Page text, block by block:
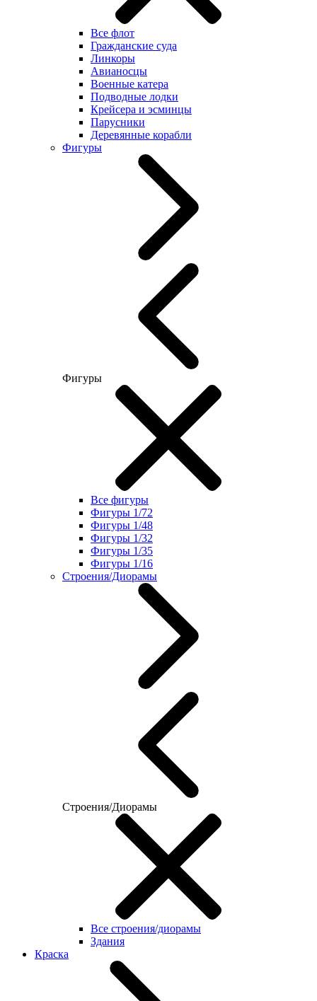
Все флот
Гражданские суда
Линкоры
Авианосцы
Военные катера
Подводные лодки
Крейсера и эсминцы
Парусники
Деревянные корабли
Фигуры
Фигуры
Все фигуры
Фигуры 1/72
Фигуры 1/48
Фигуры 1/32
Фигуры 1/35
Фигуры 1/16
Строения/Диорамы
Строения/Диорамы
Все строения/диорамы
Здания
Краска